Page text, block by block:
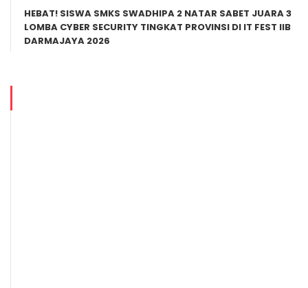
HEBAT! SISWA SMKS SWADHIPA 2 NATAR SABET JUARA 3
LOMBA CYBER SECURITY TINGKAT PROVINSI DI IT FEST IIB
DARMAJAYA 2026